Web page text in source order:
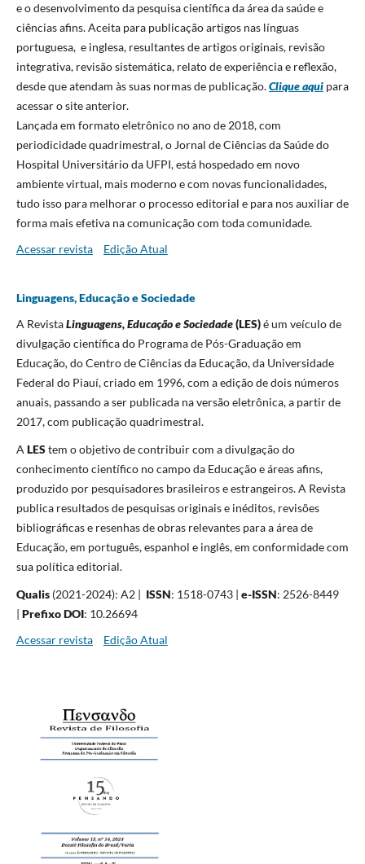
e o desenvolvimento da pesquisa científica da área da saúde e
ciências afins. Aceita para publicação artigos nas línguas
portuguesa, e inglesa, resultantes de artigos originais, revisão
integrativa, revisão sistemática, relato de experiência e reflexão,
desde que atendam às suas normas de publicação.Clique aquipara
acessar o site anterior.
Lançada em formato eletrônico no ano de 2018, com
periodicidade quadrimestral, o Jornal de Ciências da Saúde do
Hospital Universitário da UFPI, está hospedado em novo
ambiente virtual, mais moderno e com novas funcionalidades,
tudo isso para melhorar o processo editorial e para nos auxiliar de
forma mais efetiva na comunicação com toda comunidade.
Acessar revista
Edição Atual
Linguagens, Educação e Sociedade
A RevistaLinguagens, Educação e Sociedade(LES)é um veículo de
divulgação científica do Programa de Pós-Graduação em
Educação, do Centro de Ciências da Educação, da Universidade
Federal do Piauí, criado em 1996, com a edição de dois números
anuais, passando a ser publicada na versão eletrônica, a partir de
2017, com publicação quadrimestral.
A LEStem o objetivo de contribuir com a divulgação do
conhecimento científico no campo da Educação e áreas afins,
produzido por pesquisadores brasileiros e estrangeiros. A Revista
publica resultados de pesquisas originais e inéditos, revisões
bibliográficas e resenhas de obras relevantes para a área de
Educação, em português, espanhol e inglês, em conformidade com
sua política editorial.
Qualis(2021-2024): A2 | ISSN: 1518-0743 | e-ISSN: 2526-8449
| Prefixo DOI: 10.26694
Acessar revista
Edição Atual